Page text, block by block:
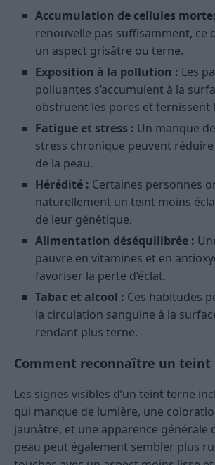
Accumulation de cellules
renouvelle pas suffisamment, ce
un aspect grisâtre ou terne.
Exposition à la pollution : Les
polluantes s’accumulent à la
obstruent les pores et ternissent
Fatigue et stress : Un manque
stress chronique peuvent réduire
de la peau.
Hérédité : Certaines personnes
naturellement un teint moins
de leur génétique.
Alimentation déséquilibrée :
pauvre en vitamines et en
favoriser la perte d’éclat.
Tabac et alcool : Ces habitudes
la circulation sanguine à la
rendant plus terne.
Comment reconnaître un teint
Les signes visibles d’un teint terne
qui manque de lumière, une
jaunâtre, et une apparence générale
peau peut également sembler plus